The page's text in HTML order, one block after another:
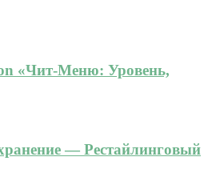
«Чит-Меню: Уровень,
— Рестайлинговый